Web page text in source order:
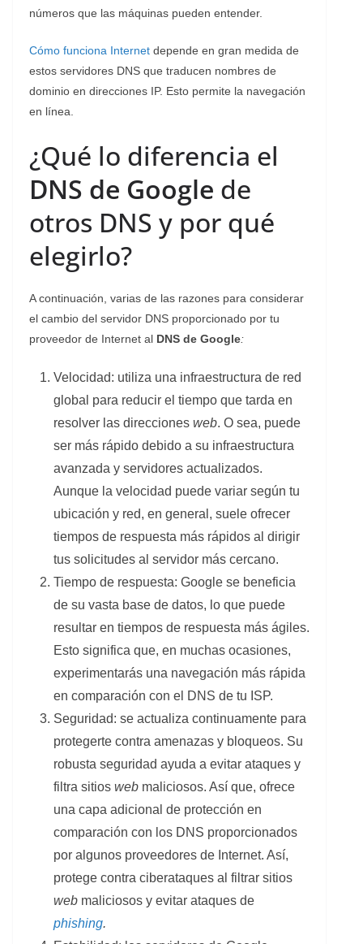
números que las máquinas pueden entender.
Cómo funciona Internet depende en gran medida de
estos servidores DNS que traducen nombres de
dominio en direcciones IP. Esto permite la navegación
en línea.
¿Qué lo diferencia el
DNS de Google de
otros DNS y por qué
elegirlo?
A continuación, varias de las razones para considerar
el cambio del servidor DNS proporcionado por tu
proveedor de Internet al DNS de Google:
Velocidad: utiliza una infraestructura de red
global para reducir el tiempo que tarda en
resolver las direcciones web. O sea, puede
ser más rápido debido a su infraestructura
avanzada y servidores actualizados.
Aunque la velocidad puede variar según tu
ubicación y red, en general, suele ofrecer
tiempos de respuesta más rápidos al dirigir
tus solicitudes al servidor más cercano.
Tiempo de respuesta: Google se beneficia
de su vasta base de datos, lo que puede
resultar en tiempos de respuesta más ágiles.
Esto significa que, en muchas ocasiones,
experimentarás una navegación más rápida
en comparación con el DNS de tu ISP.
Seguridad: se actualiza continuamente para
protegerte contra amenazas y bloqueos. Su
robusta seguridad ayuda a evitar ataques y
filtra sitios web maliciosos. Así que, ofrece
una capa adicional de protección en
comparación con los DNS proporcionados
por algunos proveedores de Internet. Así,
protege contra ciberataques al filtrar sitios
web maliciosos y evitar ataques de
phishing.